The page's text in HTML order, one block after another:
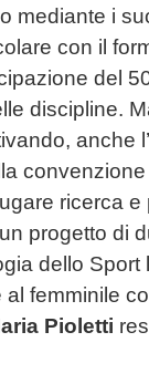
mediante i
con il
del
discipline.
anche
ricerca
progetto di
dello
femminile
Pioletti